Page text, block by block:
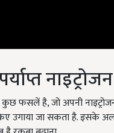
फसलें है, जो अपनी
उगाया जा सकता है. इसके
रकबा बढ़ाना.